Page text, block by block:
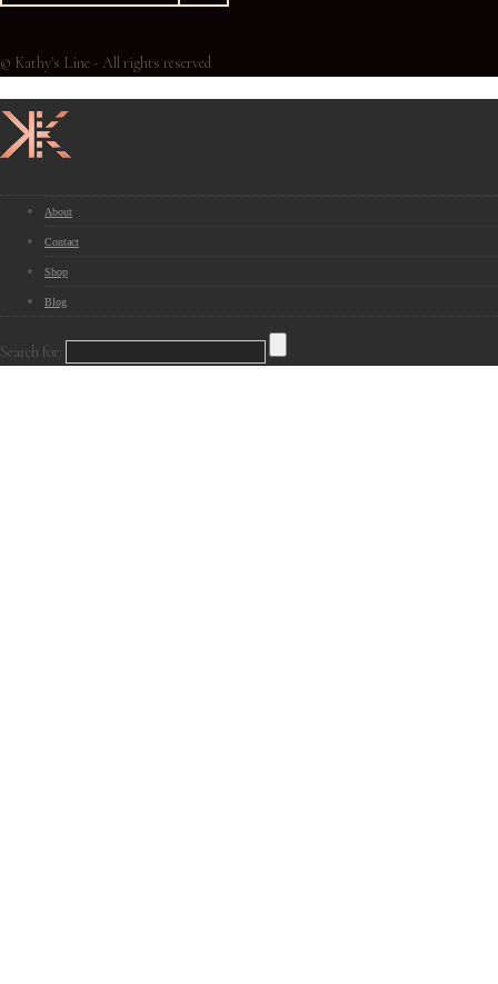
© Kathy's Line - All rights reserved
About
Contact
Shop
Blog
Search for: